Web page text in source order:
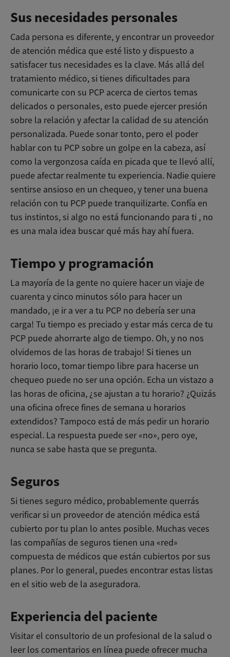
Sus necesidades personales
Cada persona es diferente, y encontrar un proveedor
de atención médica que esté listo y dispuesto a
satisfacer tus necesidades es la clave. Más allá del
tratamiento médico, si tienes dificultades para
comunicarte con su PCP acerca de ciertos temas
delicados o personales, esto puede ejercer presión
sobre la relación y afectar la calidad de su atención
personalizada. Puede sonar tonto, pero el poder
hablar con tu PCP sobre un golpe en la cabeza, así
como la vergonzosa caída en picada que te llevó allí,
puede afectar realmente tu experiencia. Nadie quiere
sentirse ansioso en un chequeo, y tener una buena
relación con tu PCP puede tranquilizarte. Confía en
tus instintos, si algo no está funcionando para ti , no
es una mala idea buscar qué más hay ahí fuera.
Tiempo y programación
La mayoría de la gente no quiere hacer un viaje de
cuarenta y cinco minutos sólo para hacer un
mandado, ¡e ir a ver a tu PCP no debería ser una
carga! Tu tiempo es preciado y estar más cerca de tu
PCP puede ahorrarte algo de tiempo. Oh, y no nos
olvidemos de las horas de trabajo! Si tienes un
horario loco, tomar tiempo libre para hacerse un
chequeo puede no ser una opción. Echa un vistazo a
las horas de oficina, ¿se ajustan a tu horario? ¿Quizás
una oficina ofrece fines de semana u horarios
extendidos? Tampoco está de más pedir un horario
especial. La respuesta puede ser «no», pero oye,
nunca se sabe hasta que se pregunta.
Seguros
Si tienes seguro médico, probablemente querrás
verificar si un proveedor de atención médica está
cubierto por tu plan lo antes posible. Muchas veces
las compañías de seguros tienen una «red»
compuesta de médicos que están cubiertos por sus
planes. Por lo general, puedes encontrar estas listas
en el sitio web de la aseguradora.
Experiencia del paciente
Visitar el consultorio de un profesional de la salud o
leer los comentarios en línea puede ofrecer mucha